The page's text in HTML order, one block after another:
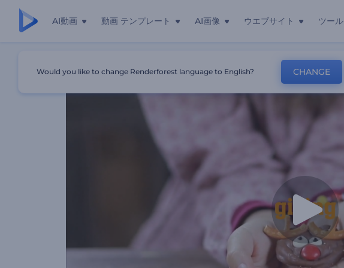
AI動画 動画 テンプレート AI画像 ウエブサイト ツール
Would you like to change Renderforest language to English? CHANGE